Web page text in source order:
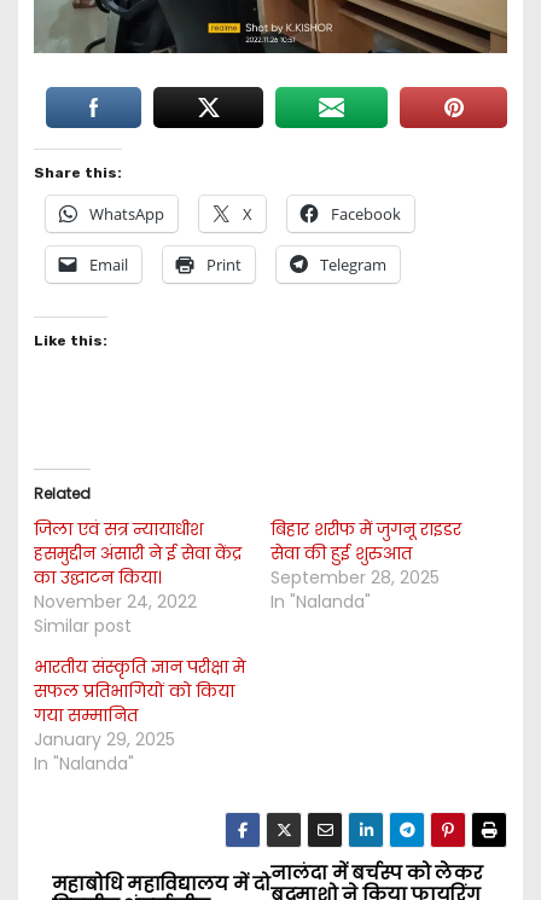
Share this:
WhatsApp X Facebook
Email Print Telegram
Like this:
Related
जिला एवं सत्र न्यायाधीश
हसमुद्दीन अंसारी ने ई सेवा केंद्र
का उद्घाटन किया।
November 24, 2022
Similar post
बिहार शरीफ में जुगनू राइडर
सेवा की हुई शुरुआत
September 28, 2025
In "Nalanda"
भारतीय संस्कृति ज्ञान परीक्षा मे
सफल प्रतिभागियों को किया
गया सम्मानित
January 29, 2025
In "Nalanda"
P
नालंदा में बर्चस्प को लेकर
बदमाशो ने किया फायरिंग
महाबोधि महाविद्यालय में दो